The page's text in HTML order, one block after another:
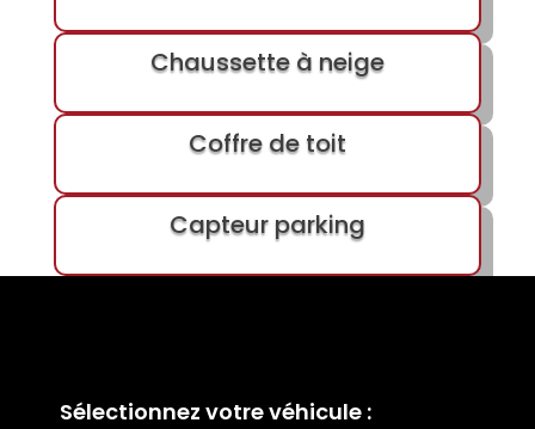
Chaussette à neige
Coffre de toit
Capteur parking
Sélectionnez votre véhicule :